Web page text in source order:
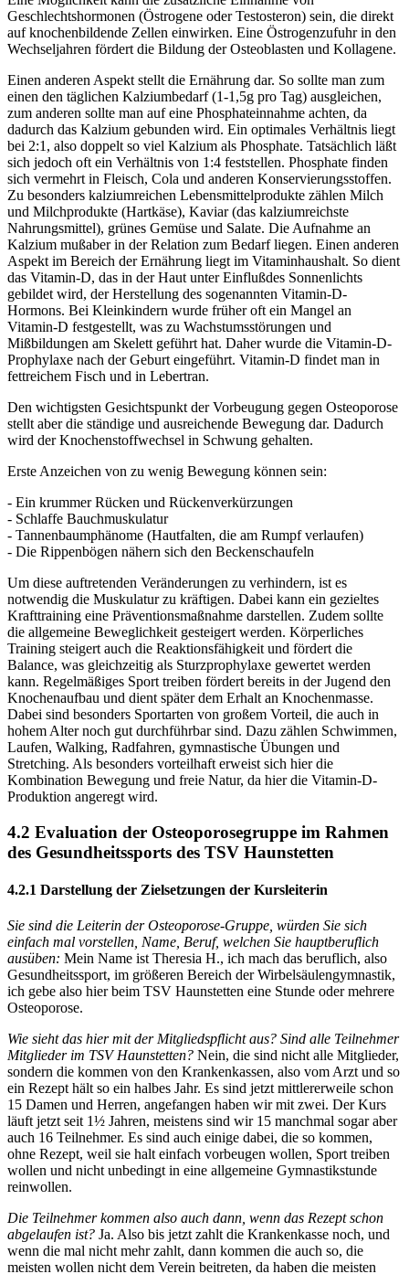
Geschlechtshormonen (Östrogene oder Testosteron) sein, die direkt
auf knochenbildende Zellen einwirken. Eine Östrogenzufuhr in den
Wechseljahren fördert die Bildung der Osteoblasten und Kollagene.
Einen anderen Aspekt stellt die Ernährung dar. So sollte man zum
einen den täglichen Kalziumbedarf (1-1,5g pro Tag) ausgleichen,
zum anderen sollte man auf eine Phosphateinnahme achten, da
dadurch das Kalzium gebunden wird. Ein optimales Verhältnis liegt
bei 2:1, also doppelt so viel Kalzium als Phosphate. Tatsächlich läßt
sich jedoch oft ein Verhältnis von 1:4 feststellen. Phosphate finden
sich vermehrt in Fleisch, Cola und anderen Konservierungsstoffen.
Zu besonders kalziumreichen Lebensmittelprodukte zählen Milch
und Milchprodukte (Hartkäse), Kaviar (das kalziumreichste
Nahrungsmittel), grünes Gemüse und Salate. Die Aufnahme an
Kalzium mußaber in der Relation zum Bedarf liegen. Einen anderen
Aspekt im Bereich der Ernährung liegt im Vitaminhaushalt. So dient
das Vitamin-D, das in der Haut unter Einflußdes Sonnenlichts
gebildet wird, der Herstellung des sogenannten Vitamin-D-
Hormons. Bei Kleinkindern wurde früher oft ein Mangel an
Vitamin-D festgestellt, was zu Wachstumsstörungen und
Mißbildungen am Skelett geführt hat. Daher wurde die Vitamin-D-
Prophylaxe nach der Geburt eingeführt. Vitamin-D findet man in
fettreichem Fisch und in Lebertran.
Den wichtigsten Gesichtspunkt der Vorbeugung gegen Osteoporose
stellt aber die ständige und ausreichende Bewegung dar. Dadurch
wird der Knochenstoffwechsel in Schwung gehalten.
Erste Anzeichen von zu wenig Bewegung können sein:
- Ein krummer Rücken und Rückenverkürzungen
- Schlaffe Bauchmuskulatur
- Tannenbaumphänome (Hautfalten, die am Rumpf verlaufen)
- Die Rippenbögen nähern sich den Beckenschaufeln
Um diese auftretenden Veränderungen zu verhindern, ist es
notwendig die Muskulatur zu kräftigen. Dabei kann ein gezieltes
Krafttraining eine Präventionsmaßnahme darstellen. Zudem sollte
die allgemeine Beweglichkeit gesteigert werden. Körperliches
Training steigert auch die Reaktionsfähigkeit und fördert die
Balance, was gleichzeitig als Sturzprophylaxe gewertet werden
kann. Regelmäßiges Sport treiben fördert bereits in der Jugend den
Knochenaufbau und dient später dem Erhalt an Knochenmasse.
Dabei sind besonders Sportarten von großem Vorteil, die auch in
hohem Alter noch gut durchführbar sind. Dazu zählen Schwimmen,
Laufen, Walking, Radfahren, gymnastische Übungen und
Stretching. Als besonders vorteilhaft erweist sich hier die
Kombination Bewegung und freie Natur, da hier die Vitamin-D-
Produktion angeregt wird.
4.2 Evaluation der Osteoporosegruppe im Rahmen
des Gesundheitssports des TSV Haunstetten
4.2.1 Darstellung der Zielsetzungen der Kursleiterin
Sie sind die Leiterin der Osteoporose-Gruppe, würden Sie sich
einfach mal vorstellen, Name, Beruf, welchen Sie hauptberuflich
ausüben: Mein Name ist Theresia H., ich mach das beruflich, also
Gesundheitssport, im größeren Bereich der Wirbelsäulengymnastik,
ich gebe also hier beim TSV Haunstetten eine Stunde oder mehrere
Osteoporose.
Wie sieht das hier mit der Mitgliedspflicht aus? Sind alle Teilnehmer
Mitglieder im TSV Haunstetten? Nein, die sind nicht alle Mitglieder,
sondern die kommen von den Krankenkassen, also vom Arzt und so
ein Rezept hält so ein halbes Jahr. Es sind jetzt mittlererweile schon
15 Damen und Herren, angefangen haben wir mit zwei. Der Kurs
läuft jetzt seit 1½ Jahren, meistens sind wir 15 manchmal sogar aber
auch 16 Teilnehmer. Es sind auch einige dabei, die so kommen,
ohne Rezept, weil sie halt einfach vorbeugen wollen, Sport treiben
wollen und nicht unbedingt in eine allgemeine Gymnastikstunde
reinwollen.
Die Teilnehmer kommen also auch dann, wenn das Rezept schon
abgelaufen ist? Ja. Also bis jetzt zahlt die Krankenkasse noch, und
wenn die mal nicht mehr zahlt, dann kommen die auch so, die
meisten wollen nicht dem Verein beitreten, da haben die meisten